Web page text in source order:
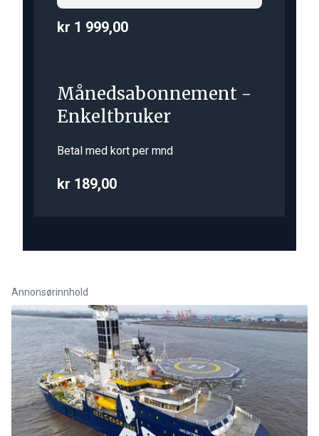
kr 1 999,00
Månedsabonnement -
Enkeltbruker
Betal med kort per mnd
kr 189,00
Annonsørinnhold